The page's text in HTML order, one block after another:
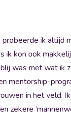
ik altijd
ik kon ook
was met wat ik
mentorship-
in het veld.
zekere